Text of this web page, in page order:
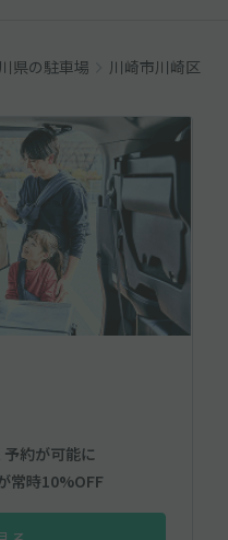
県の駐車場 川崎市川崎区の
約が可能に
常時10%OFF